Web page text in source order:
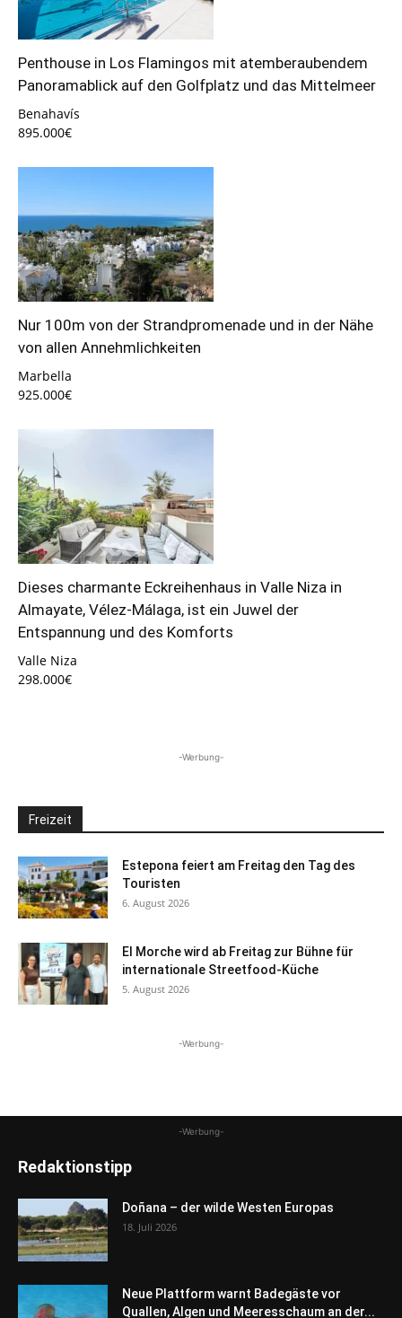
Penthouse in Los Flamingos mit atemberaubendem
Panoramablick auf den Golfplatz und das Mittelmeer
Benahavís
895.000€
Nur 100m von der Strandpromenade und in der Nähe
von allen Annehmlichkeiten
Marbella
925.000€
Dieses charmante Eckreihenhaus in Valle Niza in
Almayate, Vélez-Málaga, ist ein Juwel der
Entspannung und des Komforts
Valle Niza
298.000€
-Werbung-
Freizeit
Estepona feiert am Freitag den Tag des
Touristen
6. August 2026
El Morche wird ab Freitag zur Bühne für
internationale Streetfood-Küche
5. August 2026
-Werbung-
-Werbung-
Redaktionstipp
Doñana – der wilde Westen Europas
18. Juli 2026
Neue Plattform warnt Badegäste vor
Quallen, Algen und Meeresschaum an der...